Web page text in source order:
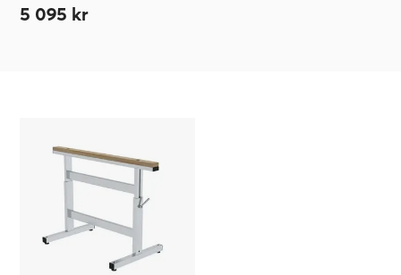
5 095 kr
høydejusterbar
aluminium,
høydejusterbar
1000